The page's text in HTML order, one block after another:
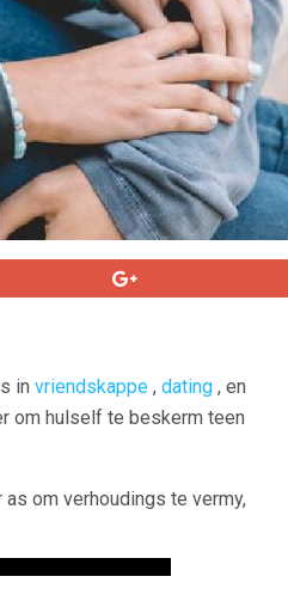
in vriendskappe , dating , en
om hulself te beskerm teen
om verhoudings te vermy,